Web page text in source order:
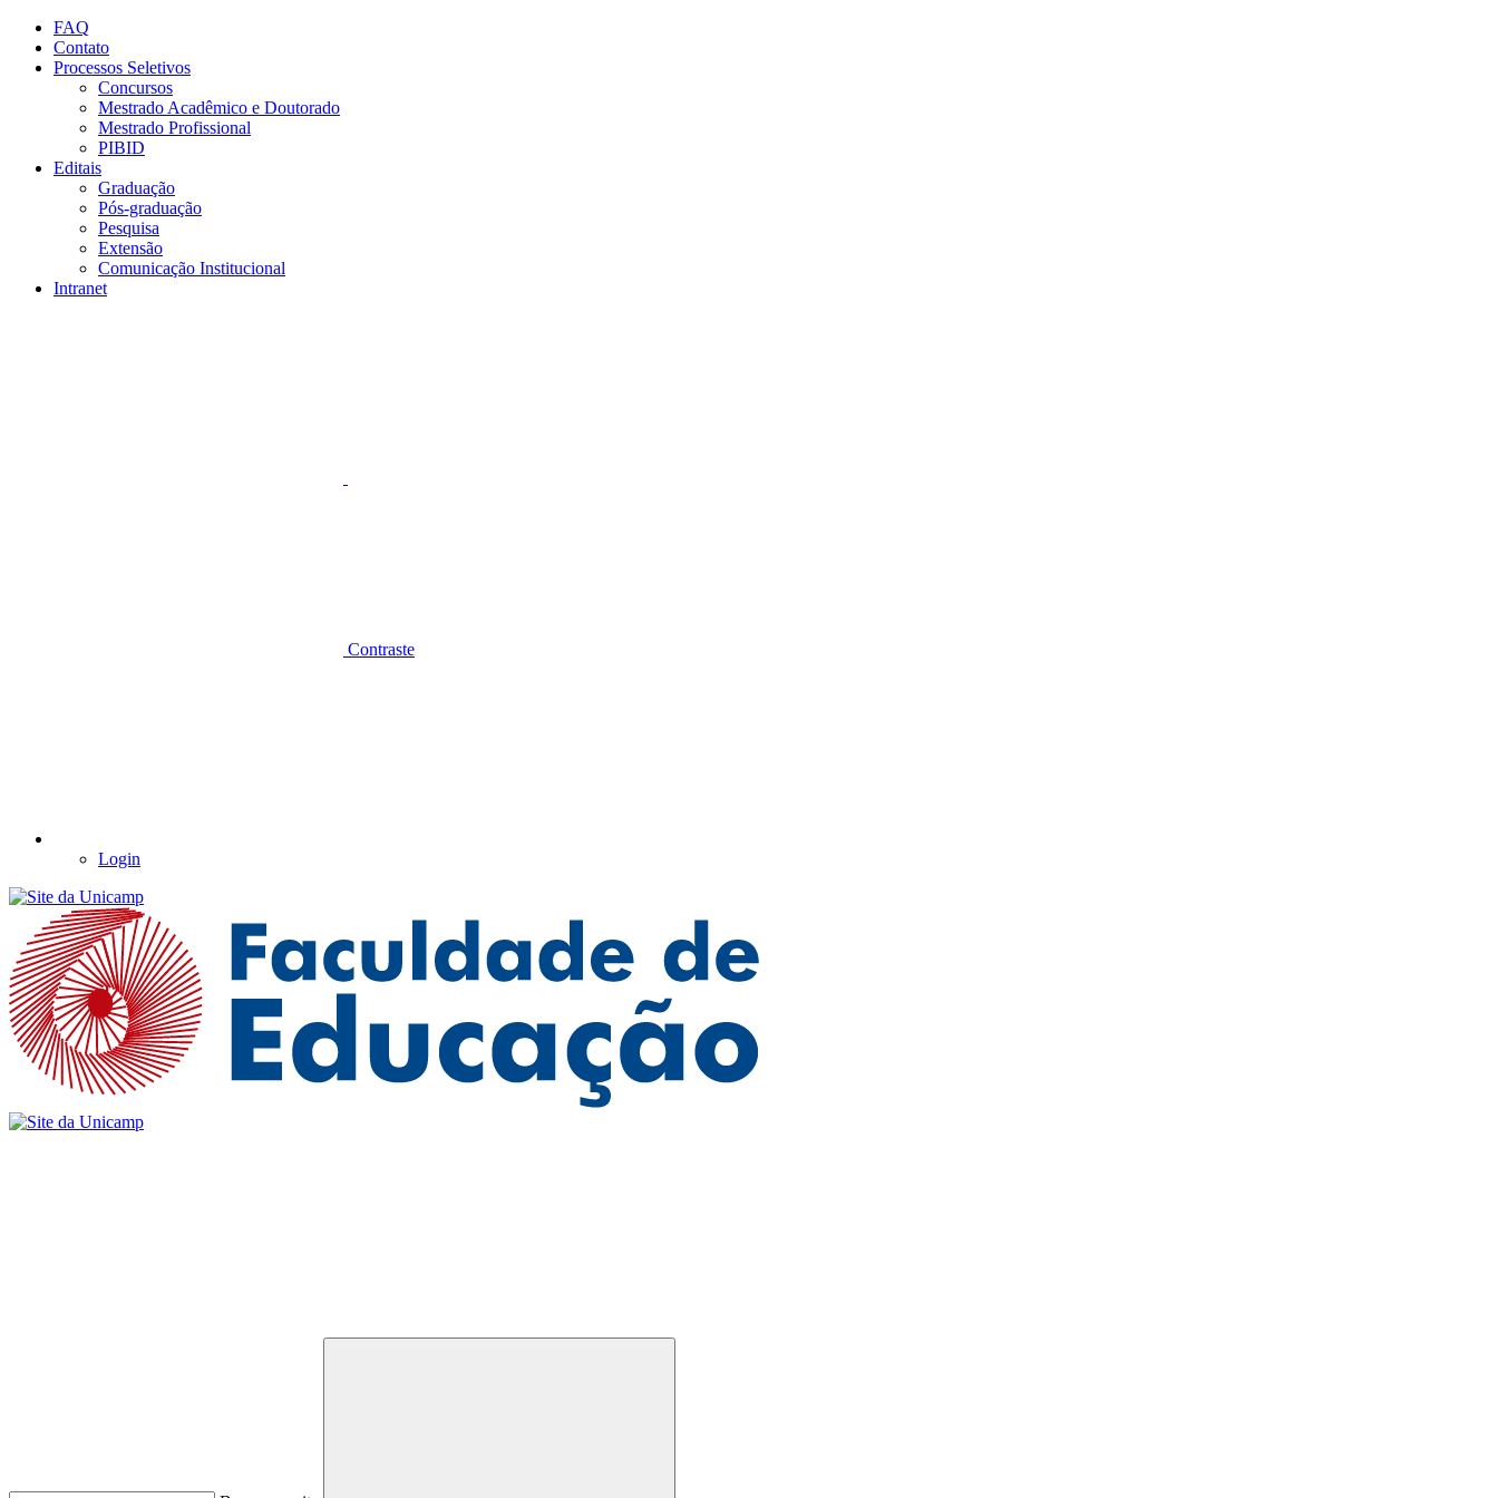
Conteúdo principal
FAQ
Contato
Processos Seletivos
Concursos
Mestrado Acadêmico e Doutorado
Mestrado Profissional
PIBID
Editais
Graduação
Pós-graduação
Pesquisa
Extensão
Comunicação Institucional
Intranet
Contraste
Login